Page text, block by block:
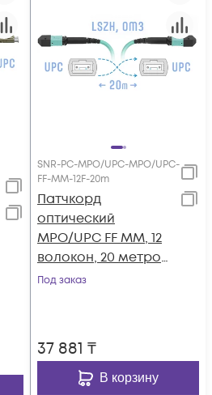
SNR-PC-MPO/UPC-MPO/UPC-
FF-MM-12F-20m
Патчкорд
оптический
MPO/UPC FF MM, 12
волокон, 20 метров
(Cross)
Под заказ
37 881 ₸
В корзину